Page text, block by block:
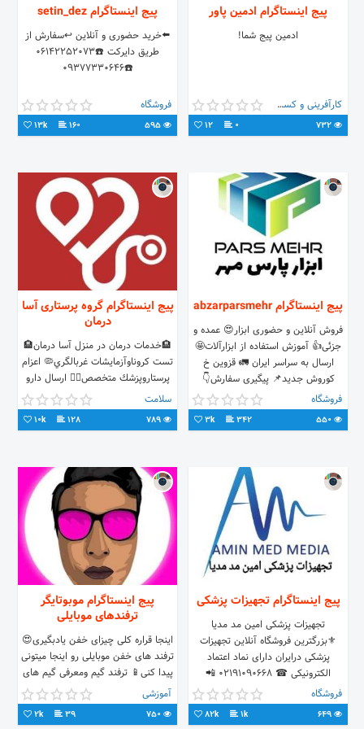
پیج اینستاگرام ادمین پاور
ادمین پیج شما!
کارآفرینی و کسب و کار
0
12
پیج اینستاگرام setin_dez
⬅️خرید حضوری و آنلاین ↩سفارش از
طریق دایرکت ☎️06142252073
☎️09377330646
فروشگاه
160
13k
پیج اینستاگرام abzarparsmehr
فروش آنلاین و حضوری ابزار😍 عمده و
جزئی👍 آموزش استفاده از ابزارآلات🤩
ارسال به سراسر ایران 🚛 قزوین خ
کوروش جدید📌 پیگیری سفارش👇
6168_582_0912 02833553163
فروشگاه
342
3k
پیج اینستاگرام گروه پرستاری آسا
درمان
🏨خدمات درمان در منزل آسا درمان🏨
تست كروناوآزمايشات غربالگري🦠 اعزام
پرستاروپزشك متخصص👨‍⚕️ ارسال دارو
وتجهيزات💊 با مجوزرسمي ازوزارت
بهداشت📄 📲۰۹۱۲۰۱۶۳۲۸۴
سلامت
128
10k
پیج اینستاگرام تجهیزات پزشکی
تجهیزات پزشکی امین مد مدیا
⚜بزرگترین‌ فروشگاه آنلاین تجهیزات
پزشکی درایران دارای نماد اعتماد
الکترونیکی ☎ 02191090668 📲
09120173735
فروشگاه
1k
82k
پیج اینستاگرام موبوتایگر
ترفندهای موبایلی
اینجا قراره کلی چیزای خفن یادبگیری😍
ترفند های خفن موبایلی رو اینجا میتونی
پیدا کنی📱 ترفند گیم ومعرفی گیم های
موبایلی 🎮 بافالو کردن به جمع ما
بپیوند👌🏻♥
آموزشی
39
2k